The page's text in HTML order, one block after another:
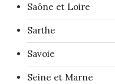
Saône et Loire
Sarthe
Savoie
Seine et Marne